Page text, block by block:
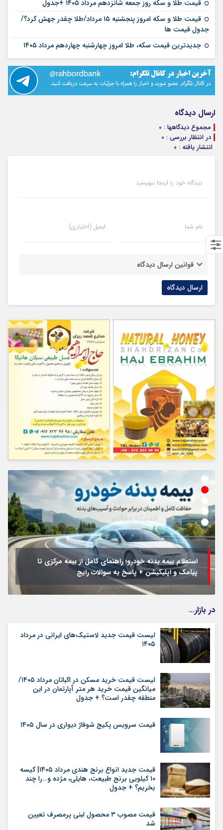
قیمت طلا و سکه روز جمعه شانزدهم مرداد ۱۴۰۵ +جدول
قیمت طلا و سکه امروز پنجشنبه ۱۵ مرداد/طلا چقدر جهش کرد؟/
جدول قیمت ها
جدیدترین قیمت سکه، طلا امروز چهارشنبه چهاردهم مرداد ۱۴۰۵
ارسال دیدگاه
مجموع دیدگاهها : 0
در انتظار بررسی : 0
انتشار یافته : 0
دیدگاه خود را اینجا بنویسید
نام شما ایمیل (اختیاری)
قوانین ارسال دیدگاه
استعلام بیمه بدنه خودرو؛ راهنمای کامل از بیمه مرکزی تا
پیامک و اپلیکیشن + پاسخ به سوالات رایج
در بازار…
لیست قیمت جدید لاستیک‌های ایرانی در مرداد
۱۴۰۵
لیست قیمت خرید مسکن در اکباتان مرداد ۱۴۰۵/
میانگین قیمت خرید هر متر آپارتمان در این
منطقه چقدر است؟ + جدول
قیمت سرویس پکیج شوفاژ دیواری در سال ۱۴۰۵
قیمت جدید انواع برنج هندی مرداد ۱۴۰۵| کیسه
۱۰ کیلویی برنج طبیعت، هایلی، مژده و…را چند
بخریم؟ + جدول
قیمت مصوب ۳ محصول لبنی پرمصرف تعیین
شد